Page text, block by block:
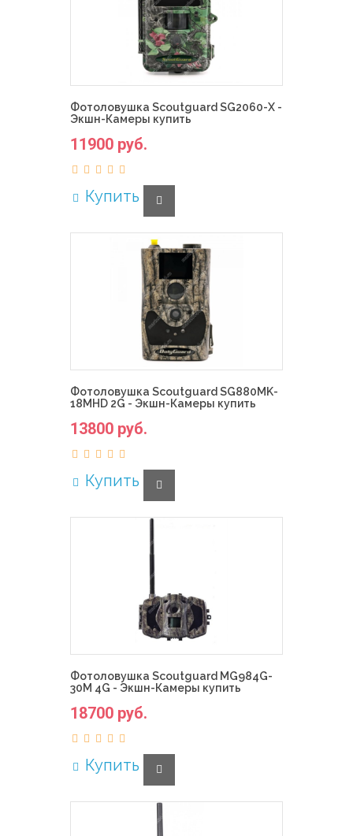
Фотоловушка Scoutguard SG2060-X -
Экшн-Камеры купить
11900 руб.
Купить
Фотоловушка Scoutguard SG880MK-
18MHD 2G - Экшн-Камеры купить
13800 руб.
Купить
Фотоловушка Scoutguard MG984G-
30M 4G - Экшн-Камеры купить
18700 руб.
Купить